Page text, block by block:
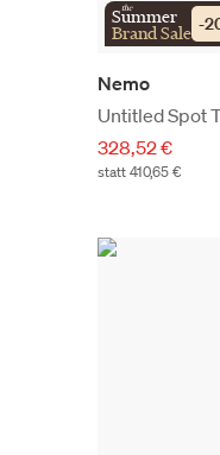
the
Summer
Brand Sale -
Nemo
Untitled Spot
328,52 €
statt 410,65 €